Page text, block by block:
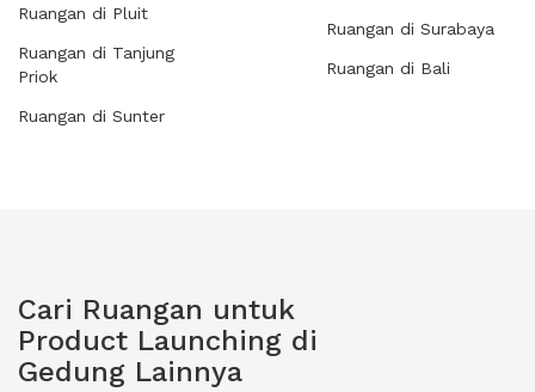
Ruangan di Pluit
Ruangan di Tanjung
Priok
Ruangan di Sunter
Ruangan di Surabaya
Ruangan di Bali
Cari Ruangan untuk
Product Launching di
Gedung Lainnya